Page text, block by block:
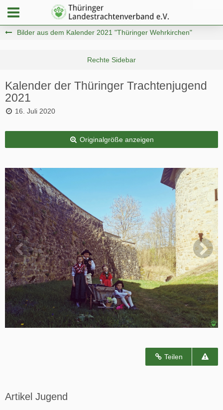
Bilder aus dem Kalender 2021 "Thüringer Wehrkirchen"
Kalender der Thüringer Trachtenjugend
2021
16. Juli 2020
Originalgröße anzeigen
Teilen
Artikel Jugend